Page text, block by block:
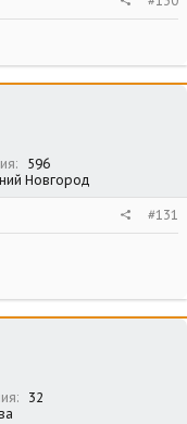
596
Новгород
#131
32